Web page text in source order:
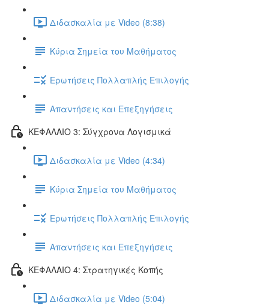
Διδασκαλία με Video (8:38)
Κύρια Σημεία του Μαθήματος
Ερωτήσεις Πολλαπλής Επιλογής
Απαντήσεις και Επεξηγήσεις
ΚΕΦΑΛΑΙΟ 3: Σύγχρονα Λογισμικά
Διδασκαλία με Video (4:34)
Κύρια Σημεία του Μαθήματος
Ερωτήσεις Πολλαπλής Επιλογής
Απαντήσεις και Επεξηγήσεις
ΚΕΦΑΛΑΙΟ 4: Στρατηγικές Κοπής
Διδασκαλία με Video (5:04)